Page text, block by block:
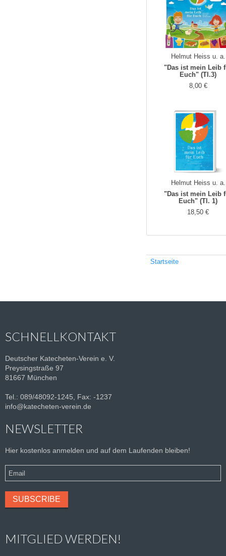
Helmut Heiss u. a.
"Das ist mein Leib
Euch" (Tl.3)
8,00 €
Helmut Heiss u. a.
"Das ist mein Leib
Euch" (Tl. 1)
18,50 €
Startseite
SCHNELLKONTAKT
Deutscher Katecheten-Verein e. V.
Preysingstraße 97
81667 München
Tel.: 089/48092-1245, Fax: -1237
info@katecheten-verein.de
NEWSLETTER
Hier kostenlos anmelden und auf dem Laufenden bleiben!
MITGLIED WERDEN!